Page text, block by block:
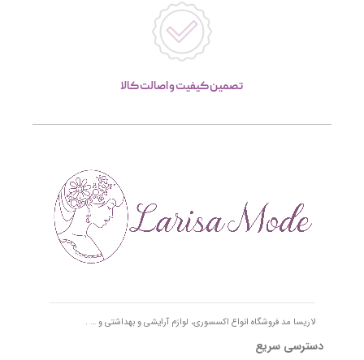
تصمین کیفیت و اصالت کالا
لاریسا مد فروشگاه انواع اکسسوری، لوازم آرایشی و بهداشتی و … .
دسترسی سریع